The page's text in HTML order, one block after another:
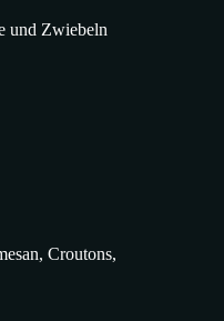
und Zwiebeln
Croutons,